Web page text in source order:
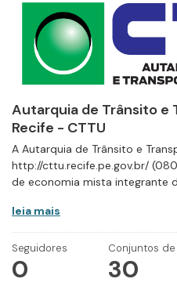
Autarquia de Trânsito e
Recife - CTTU
A Autarquia de Trânsito e
http://cttu.recife.pe.gov.br/
de economia mista integrante
leia mais
Seguidores
0
Conjuntos
30